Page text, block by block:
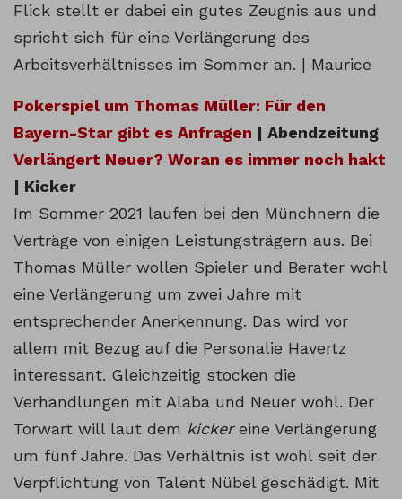
Flick stellt er dabei ein gutes Zeugnis aus und
spricht sich für eine Verlängerung des
Arbeitsverhältnisses im Sommer an. | Maurice
Pokerspiel um Thomas Müller: Für den
Bayern-Star gibt es Anfragen | Abendzeitung
Verlängert Neuer? Woran es immer noch hakt
| Kicker
Im Sommer 2021 laufen bei den Münchnern die
Verträge von einigen Leistungsträgern aus. Bei
Thomas Müller wollen Spieler und Berater wohl
eine Verlängerung um zwei Jahre mit
entsprechender Anerkennung. Das wird vor
allem mit Bezug auf die Personalie Havertz
interessant. Gleichzeitig stocken die
Verhandlungen mit Alaba und Neuer wohl. Der
Torwart will laut dem kickereine Verlängerung
um fünf Jahre. Das Verhältnis ist wohl seit der
Verpflichtung von Talent Nübel geschädigt. Mit